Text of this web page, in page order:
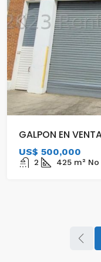
GALPON EN
US$ 500,000
2 425 m² No